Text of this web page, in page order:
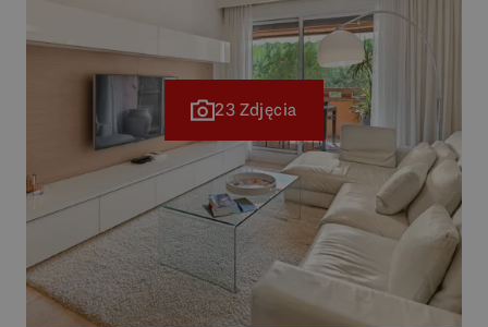
23 Zdjęcia